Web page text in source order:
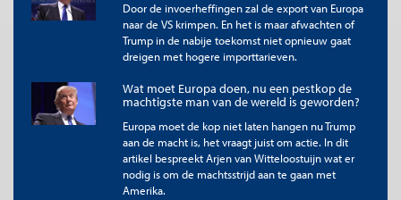
Mogelijke verklaringen voor dit verval zijn:
: te veel momentumbeleggers arbitreren de
Crashrisico
: momentum verliest te veel tijdens (korte)
marktcorrecties.
Publication effect: bekendheid leidt tot rendementsafname.
Ons onderzoek suggereert dat vooral het crashrisico een
belangrijke rol speelt. Tijdens beurscrises stapelen
momentumstrategieën vaak defensieve, laag-volatiele
Door de invoerheffingen zal de export van Europa
naar de VS krimpen. En het is maar afwachten of
Trump in de nabije toekomst niet opnieuw gaat
dreigen met hogere importtarieven.
Wat moet Europa doen, nu een pestkop de
machtigste man van de wereld is geworden?
Europa moet de kop niet laten hangen nu Trump
aan de macht is, het vraagt juist om actie. In dit
artikel bespreekt Arjen van Witteloostuijn wat er
nodig is om de machtsstrijd aan te gaan met
Amerika.